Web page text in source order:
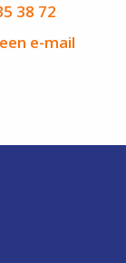
38 72
e-mail